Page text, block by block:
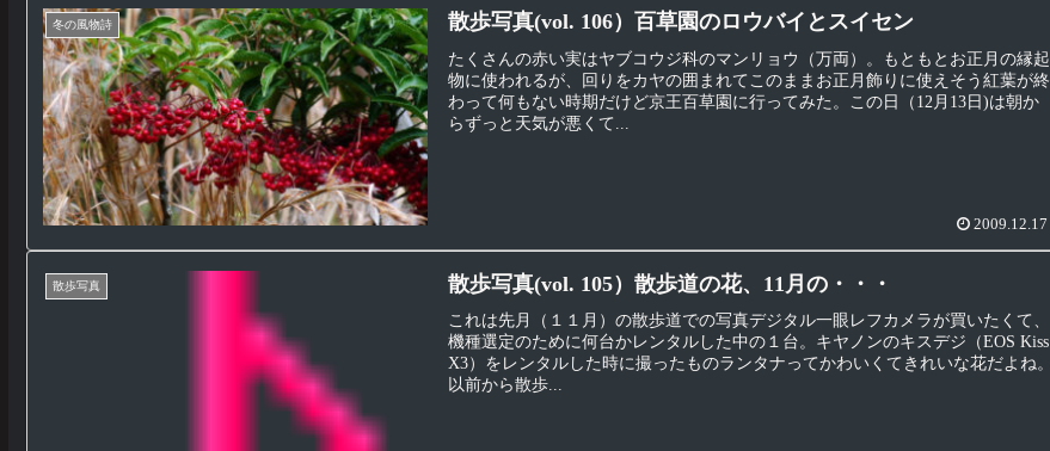
冬の風物詩 散歩写真(vol. 106）百草園のロウバイとスイセン
たくさんの赤い実はヤブコウジ科のマンリョウ（万両）。もともとお正月の縁起
物に使われるが、回りをカヤの囲まれてこのままお正月飾りに使えそう紅葉が終
わって何もない時期だけど京王百草園に行ってみた。この日（12月13日)は朝か
らずっと天気が悪くて...
2009.12.17
散歩写真 散歩写真(vol. 105）散歩道の花、11月の・・・
これは先月（１１月）の散歩道での写真デジタル一眼レフカメラが買いたくて、
機種選定のために何台かレンタルした中の１台。キヤノンのキスデジ（EOS Kiss
X3）をレンタルした時に撮ったものランタナってかわいくてきれいな花だよね。
以前から散歩...